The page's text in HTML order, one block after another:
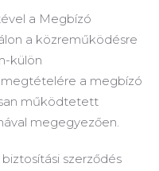
a Megbízó
a közreműködésre
külön
a megbízó
működtetett
megegyezően.
szerződés